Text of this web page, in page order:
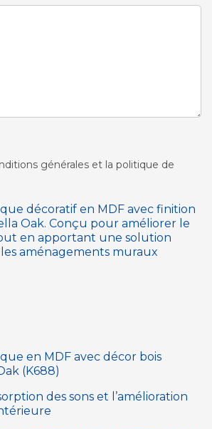
générales et la politique de
décoratif en MDF avec finition
Oak. Conçu pour améliorer le
en apportant une solution
aménagements muraux
en MDF avec décor bois
(K688)
des sons et l’amélioration